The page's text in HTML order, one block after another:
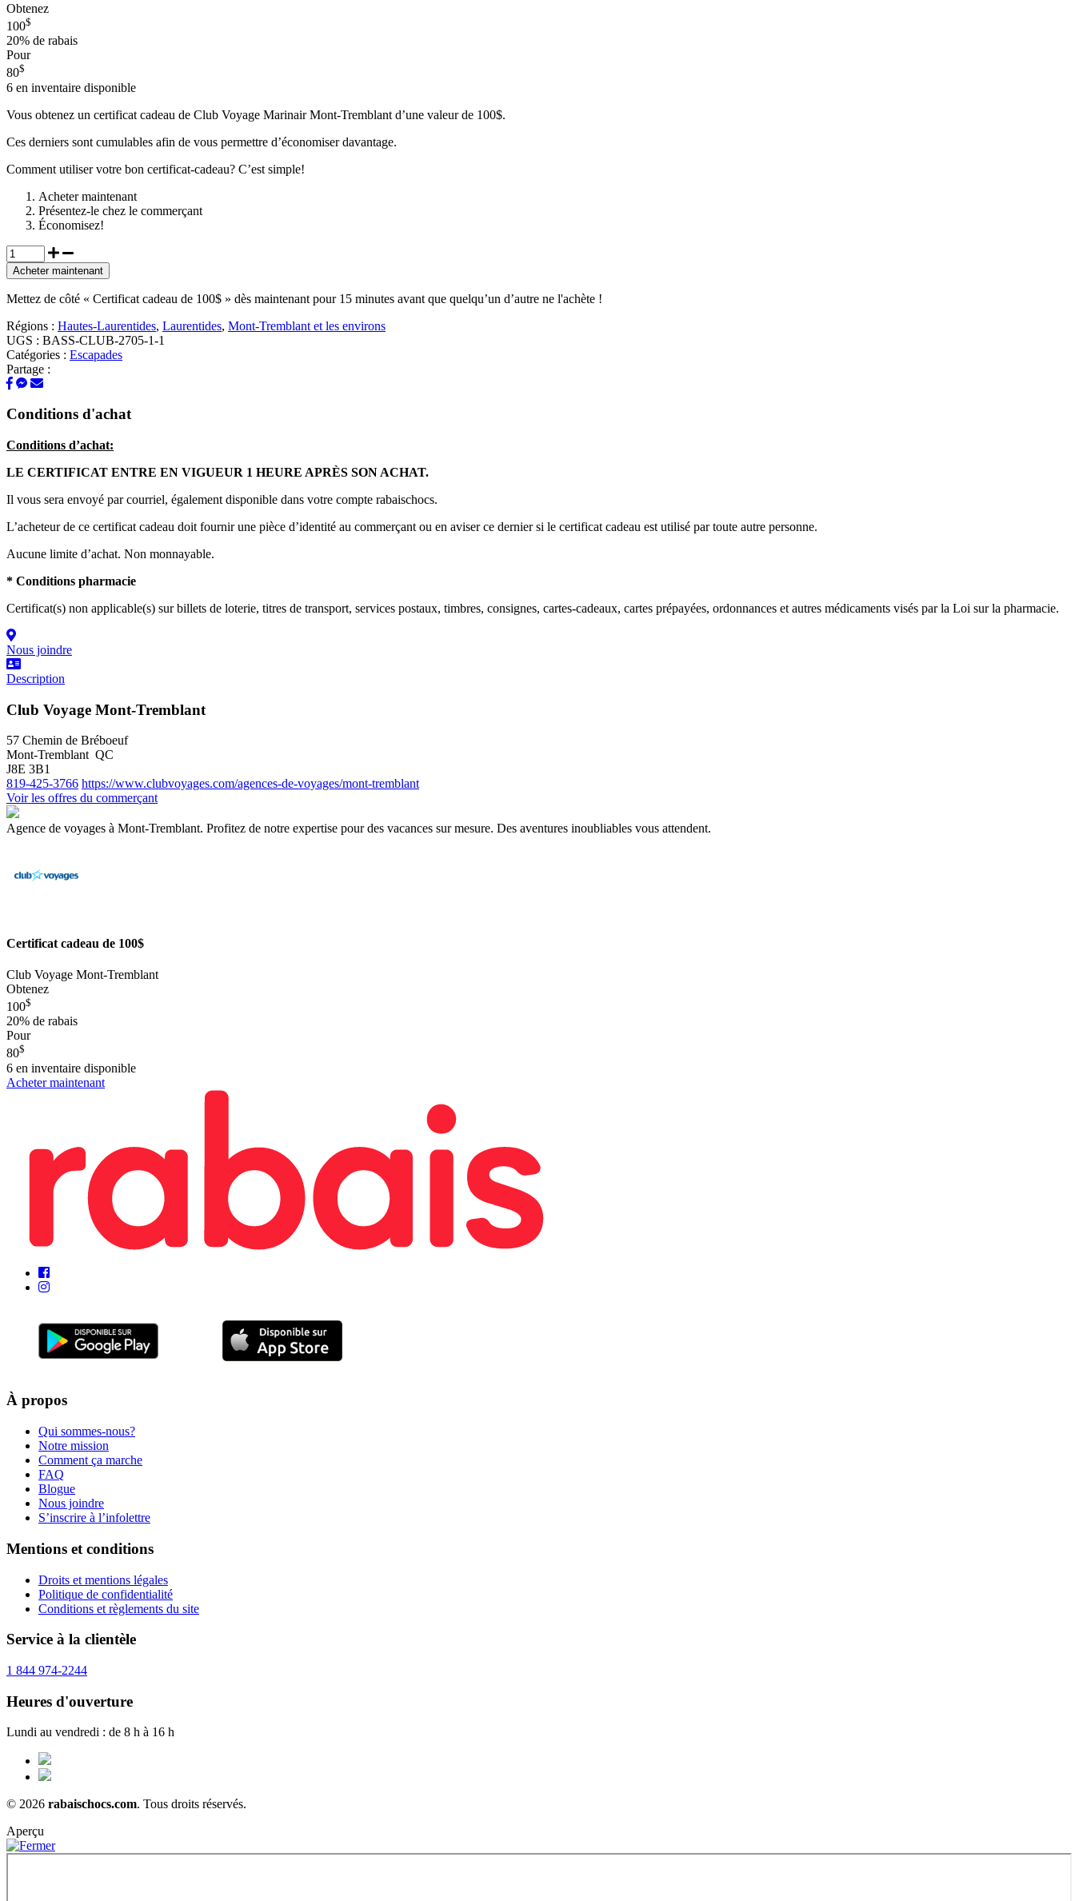
Obtenez
100$
20% de rabais
Pour
80$
6 en inventaire disponible
Vous obtenez un certificat cadeau de Club Voyage Marinair Mont-Tremblant d’une valeur de 100$.
Ces derniers sont cumulables afin de vous permettre d’économiser davantage.
Comment utiliser votre bon certificat-cadeau? C’est simple!
Acheter maintenant
Présentez-le chez le commerçant
Économisez!
Acheter maintenant
Mettez de côté « Certificat cadeau de 100$ » dès maintenant pour 15 minutes avant que quelqu’un d’autre ne l'achète !
Régions : Hautes-Laurentides, Laurentides, Mont-Tremblant et les environs
UGS : BASS-CLUB-2705-1-1
Catégories : Escapades
Partage :
Conditions d'achat
Conditions d’achat:
LE CERTIFICAT ENTRE EN VIGUEUR 1 HEURE APRÈS SON ACHAT.
Il vous sera envoyé par courriel, également disponible dans votre compte rabaischocs.
L’acheteur de ce certificat cadeau doit fournir une pièce d’identité au commerçant ou en aviser ce dernier si le certificat cadeau est utilisé par toute autre personne.
Aucune limite d’achat. Non monnayable.
* Conditions pharmacie
Certificat(s) non applicable(s) sur billets de loterie, titres de transport, services postaux, timbres, consignes, cartes-cadeaux, cartes prépayées, ordonnances et autres médicaments visés par la Loi sur la pharmacie.
Nous joindre
Description
Club Voyage Mont-Tremblant
57 Chemin de Bréboeuf
Mont-Tremblant QC
J8E 3B1
819-425-3766 https://www.clubvoyages.com/agences-de-voyages/mont-tremblant
Voir les offres du commerçant
Agence de voyages à Mont-Tremblant. Profitez de notre expertise pour des vacances sur mesure. Des aventures inoubliables vous attendent.
Certificat cadeau de 100$
Club Voyage Mont-Tremblant
Obtenez
100$
20% de rabais
Pour
80$
6 en inventaire disponible
Acheter maintenant
À propos
Qui sommes-nous?
Notre mission
Comment ça marche
FAQ
Blogue
Nous joindre
S’inscrire à l’infolettre
Mentions et conditions
Droits et mentions légales
Politique de confidentialité
Conditions et règlements du site
Service à la clientèle
1 844 974-2244
Heures d'ouverture
Lundi au vendredi : de 8 h à 16 h
© 2026 rabaischocs.com. Tous droits réservés.
Aperçu